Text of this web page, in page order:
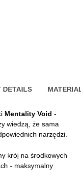
DETAILS
Mentality Void -
wiedzą, że sama
narzędzi.
krój na środkowych
- maksymalny